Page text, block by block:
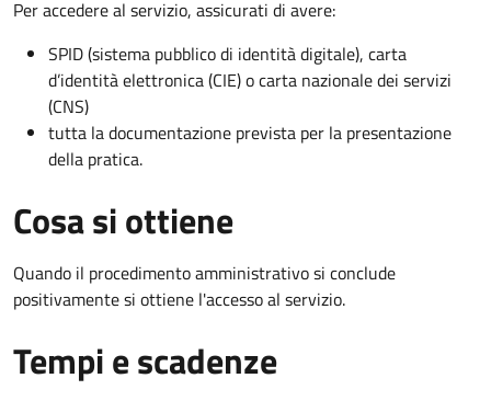
Per accedere al servizio, assicurati di avere:
SPID (sistema pubblico di identità digitale), carta
d’identità elettronica (CIE) o carta nazionale dei servizi
(CNS)
tutta la documentazione prevista per la presentazione
della pratica.
Cosa si ottiene
Quando il procedimento amministrativo si conclude
positivamente si ottiene l'accesso al servizio.
Tempi e scadenze